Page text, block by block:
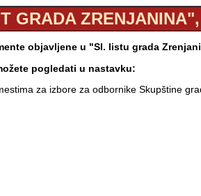
GRADA
objavljene u "Sl. listu grada
pogledati u nastavku:
za izbore za odbornike Skupštine